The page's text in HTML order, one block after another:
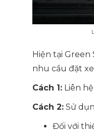
Hiện tại
nhu cầu đặt
Cách 1: Liên
Cách 2: Sử
Đối với